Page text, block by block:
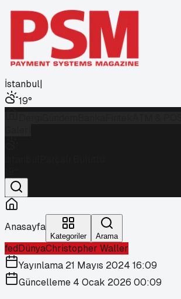
İstanbul|
19°
Anasayfa
Kategoriler Arama
fedDünyaChristopher Waller
Yayınlama 21 Mayıs 2024 16:09
Güncelleme 4 Ocak 2026 00:09